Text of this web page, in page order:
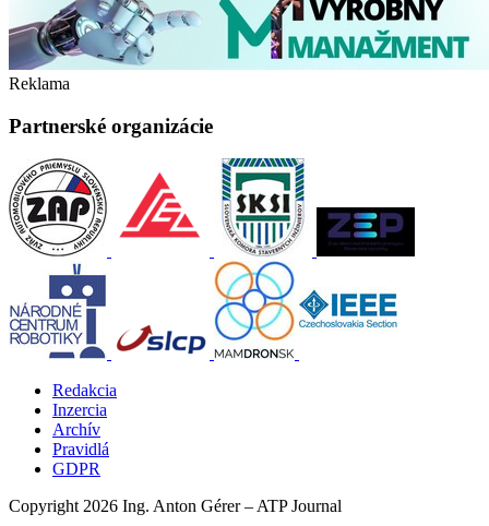
Reklama
Partnerské organizácie
Redakcia
Inzercia
Archív
Pravidlá
GDPR
Copyright 2026 Ing. Anton Gérer – ATP Journal